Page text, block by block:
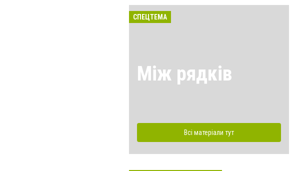
СПЕЦТЕМА
Між рядків
Всі матеріали тут